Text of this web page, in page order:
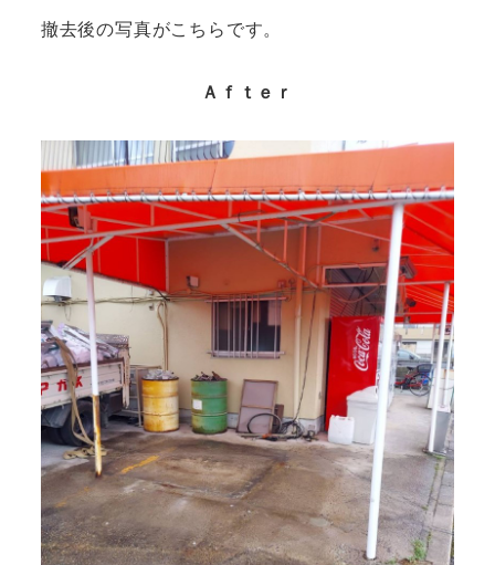
撤去後の写真がこちらです。
Ａｆｔｅｒ